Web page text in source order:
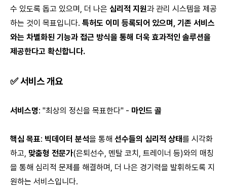
수 있도록 돕고 있으며, 더 나은 심리적 지원과 관리 시스템을 제공
하는 것이 목표입니다. 특허도 이미 등록되어 있으며, 기존 서비스
와는 차별화된 기능과 접근 방식을 통해 더욱 효과적인 솔루션을
제공한다고 확신합니다.
✅서비스 개요
서비스명: "최상의 정신을 목표한다" - 마인드 골
핵심 목표: 빅데이터 분석을 통해 선수들의 심리적 상태를 시각화
하고, 맞춤형 전문가(은퇴선수, 멘탈 코치, 트레이너 등)와의 매칭
을 통해 심리적 문제를 해결하며, 더 나은 경기력을 발휘하도록 지
원하는 서비스입니다.